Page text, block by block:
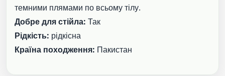
темними плямами по всьому тілу.
Добре для стійла: Так
Рідкість: рідкісна
Країна походження: Пакистан